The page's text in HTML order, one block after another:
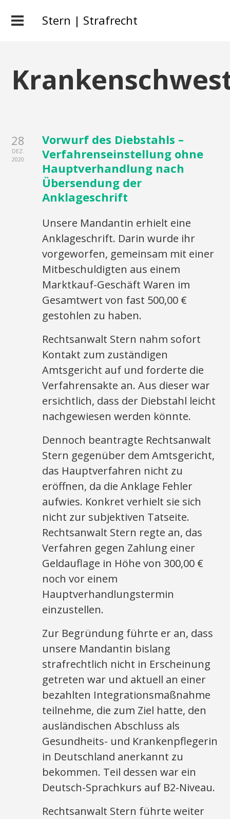
Stern | Strafrecht
28
DEZ.
2020
Vorwurf des Diebstahls –
Verfahrenseinstellung ohne
Hauptverhandlung nach
Übersendung der
Anklageschrift
Unsere Mandantin erhielt eine
Anklageschrift. Darin wurde ihr
vorgeworfen, gemeinsam mit einer
Mitbeschuldigten aus einem
Marktkauf-Geschäft Waren im
Gesamtwert von fast 500,00 €
gestohlen zu haben.
Rechtsanwalt Stern nahm sofort
Kontakt zum zuständigen
Amtsgericht auf und forderte die
Verfahrensakte an. Aus dieser war
ersichtlich, dass der Diebstahl leicht
nachgewiesen werden könnte.
Dennoch beantragte Rechtsanwalt
Stern gegenüber dem Amtsgericht,
das Hauptverfahren nicht zu
eröffnen, da die Anklage Fehler
aufwies. Konkret verhielt sie sich
nicht zur subjektiven Tatseite.
Rechtsanwalt Stern regte an, das
Verfahren gegen Zahlung einer
Geldauflage in Höhe von 300,00 €
noch vor einem
Hauptverhandlungstermin
einzustellen.
Zur Begründung führte er an, dass
unsere Mandantin bislang
strafrechtlich nicht in Erscheinung
getreten war und aktuell an einer
bezahlten Integrationsmaßnahme
teilnehme, die zum Ziel hatte, den
ausländischen Abschluss als
Gesundheits- und Krankenpflegerin
in Deutschland anerkannt zu
bekommen. Teil dessen war ein
Deutsch-Sprachkurs auf B2-Niveau.
Rechtsanwalt Stern führte weiter